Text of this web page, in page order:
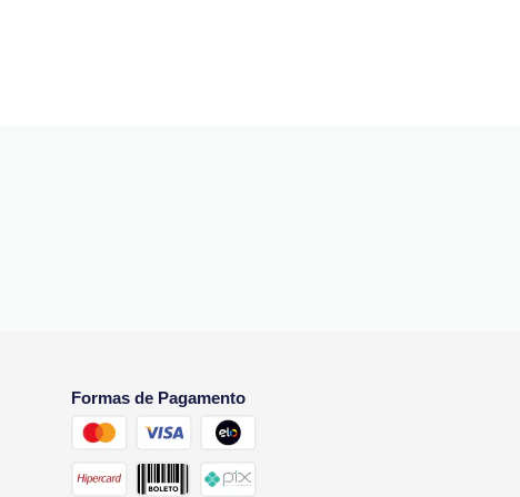
Formas de Pagamento